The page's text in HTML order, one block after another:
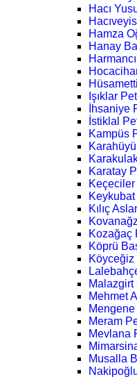
Hacı
Hamza
Hanay
Işıklar
İhsaniye
İstiklal
Kampüs
Karatay
Kılıç
Kozağaç
Köprü
Köyceğiz
Malazgirt
Mehmet
Meram
Mevlana
Musalla